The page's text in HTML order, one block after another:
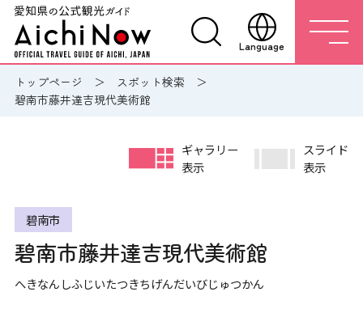
Language
トップページ
スポット検索
碧南市藤井達吉現代美術館
碧南市
碧南市藤井達吉現代美術館
へきなんしふじいたつきちげんだいびじゅつかん
ギャラリー
表示
スライド
表示